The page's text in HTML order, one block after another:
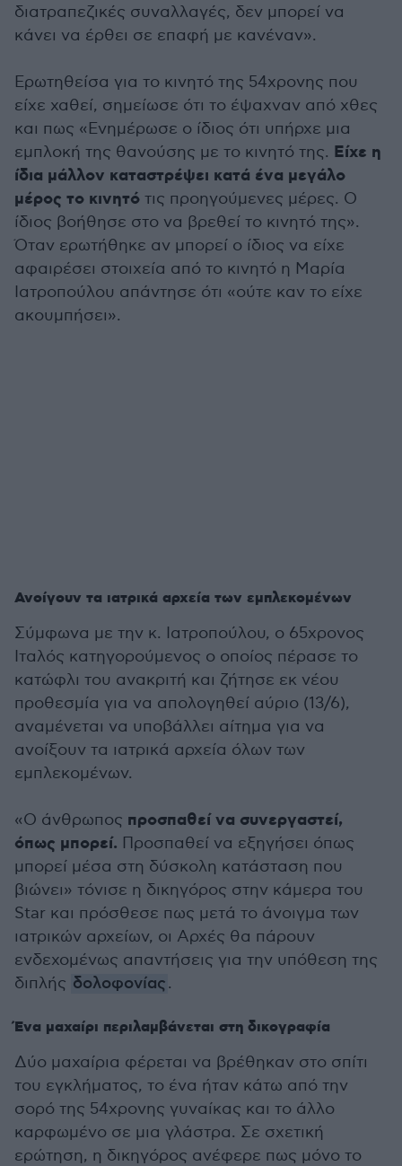
διατραπεζικές συναλλαγές, δεν μπορεί να
κάνει να έρθει σε επαφή με κανέναν».
Ερωτηθείσα για το κινητό της 54χρονης που
είχε χαθεί, σημείωσε ότι το έψαχναν από χθες
και πως «Ενημέρωσε ο ίδιος ότι υπήρχε μια
εμπλοκή της θανούσης με το κινητό της. Είχε η
ίδια μάλλον καταστρέψει κατά ένα μεγάλο
μέρος το κινητό τις προηγούμενες μέρες. Ο
ίδιος βοήθησε στο να βρεθεί το κινητό της».
Όταν ερωτήθηκε αν μπορεί ο ίδιος να είχε
αφαιρέσει στοιχεία από το κινητό η Μαρία
Ιατροπούλου απάντησε ότι «ούτε καν το είχε
ακουμπήσει».
Ανοίγουν τα ιατρικά αρχεία των εμπλεκομένων
Σύμφωνα με την κ. Ιατροπούλου, ο 65χρονος
Ιταλός κατηγορούμενος ο οποίος πέρασε το
κατώφλι του ανακριτή και ζήτησε εκ νέου
προθεσμία για να απολογηθεί αύριο (13/6),
αναμένεται να υποβάλλει αίτημα για να
ανοίξουν τα ιατρικά αρχεία όλων των
εμπλεκομένων.
«Ο άνθρωπος προσπαθεί να συνεργαστεί,
όπως μπορεί. Προσπαθεί να εξηγήσει όπως
μπορεί μέσα στη δύσκολη κατάσταση που
βιώνει» τόνισε η δικηγόρος στην κάμερα του
Star και πρόσθεσε πως μετά το άνοιγμα των
ιατρικών αρχείων, οι Αρχές θα πάρουν
ενδεχομένως απαντήσεις για την υπόθεση της
διπλής δολοφονίας.
Ένα μαχαίρι περιλαμβάνεται στη δικογραφία
Δύο μαχαίρια φέρεται να βρέθηκαν στο σπίτι
του εγκλήματος, το ένα ήταν κάτω από την
σορό της 54χρονης γυναίκας και το άλλο
καρφωμένο σε μια γλάστρα. Σε σχετική
ερώτηση, η δικηγόρος ανέφερε πως μόνο το